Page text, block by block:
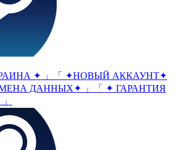
✦ 」「 ✦НОВЫЙ АККАУНТ✦
ДАННЫХ✦ 」「 ✦ ГАРАНТИЯ